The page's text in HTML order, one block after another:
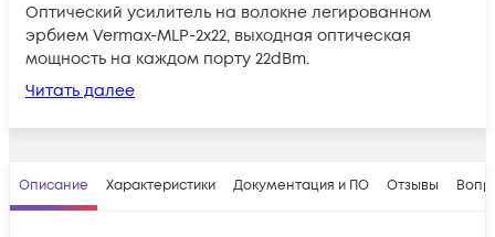
Оптический усилитель на волокне легированном
эрбием Vermax-MLP-2x22, выходная оптическая
мощность на каждом порту 22dBm.
Читать далее
Описание Характеристики Документация и ПО Отзывы